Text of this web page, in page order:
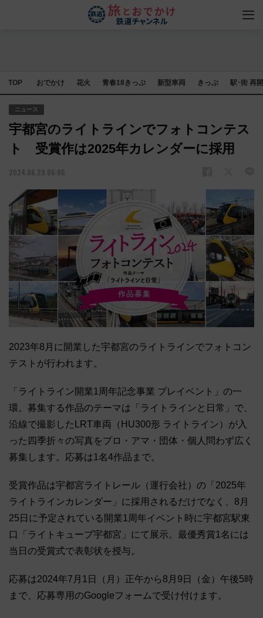
TOP おでかけ 花火 青春18きっぷ 新型車両 きっぷ 駅･街 再
ニュース
宇都宮のライトラインでフォトコンテス
ト 受賞作は2025年カレンダーに採用
2024.06.29 06:06
2023年8月に開業した宇都宮のライトラインでフォトコン
テストが行われます。
「ライトライン開業1周年記念事業 プレイベント」の一
環。募集する作品のテーマは「ライトラインと日常」で、
沿線で撮影したLRT車両（HU300形 ライトライン）が入
った四季折々の写真をプロ・アマ・団体・個人問わず広く
募集します。応募は1名4作品まで。
受賞作品は宇都宮ライトレール（運行会社）の「2025年
ライトラインカレンダー」に採用されるだけでなく、8月
25日に予定されている開業1周年イベント時に宇都宮駅東
口「ライトキューブ宇都宮」にて展示。最優秀賞1名には
当日の受賞式で表彰状を授与。
応募は2024年7月1日（月）正午から8月9日（金）午後5時
まで、応募専用のGoogleフォームで受け付けます。